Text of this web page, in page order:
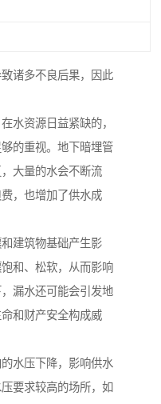
诸多不良后果，因此
水资源日益紧缺的，
的重视。地下暗埋管
大量的水会不断流
，也增加了供水成
建筑物基础产生影
和、松软，从而影响
漏水还可能会引发地
和财产安全构成威
水压下降，影响供水
要求较高的场所，如